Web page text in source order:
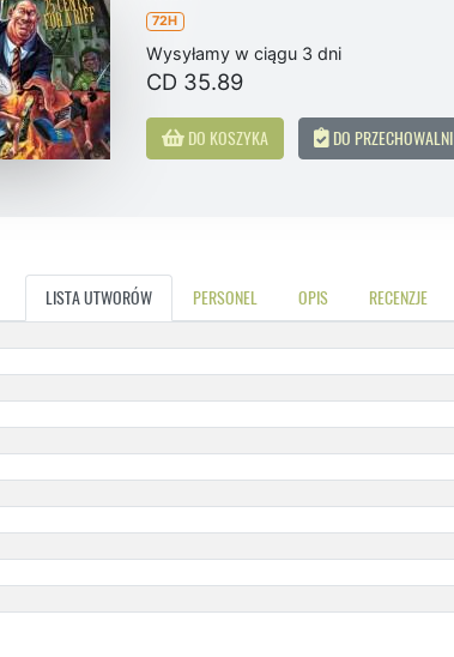
72H
Wysyłamy w ciągu 3 dni
CD 35.89
DO KOSZYKA DO PRZECHOWALNI
LISTA UTWORÓW PERSONEL OPIS RECENZJE